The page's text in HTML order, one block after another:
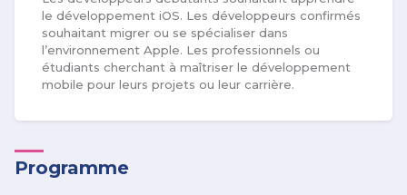
le développement iOS. Les développeurs confirmés
souhaitant migrer ou se spécialiser dans
l’environnement Apple. Les professionnels ou
étudiants cherchant à maîtriser le développement
mobile pour leurs projets ou leur carrière.
Programme